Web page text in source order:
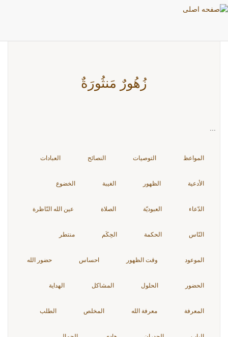
زُهُورٌ مَنثُورَةٌ
...
المواعظ التوصيات النصائح العبادات
الأدعية الظهور الغيبة الخضوع
الدّعاء العبوديّة الصلاة عين الله النّاظرة
النّاس الحكمة الحِكَم منتطر
الموعود وقت الظهور احساس حضور الله
الحضور الحلول المشاكل الهداية
المعرفة معرفة الله المخلص الطلب